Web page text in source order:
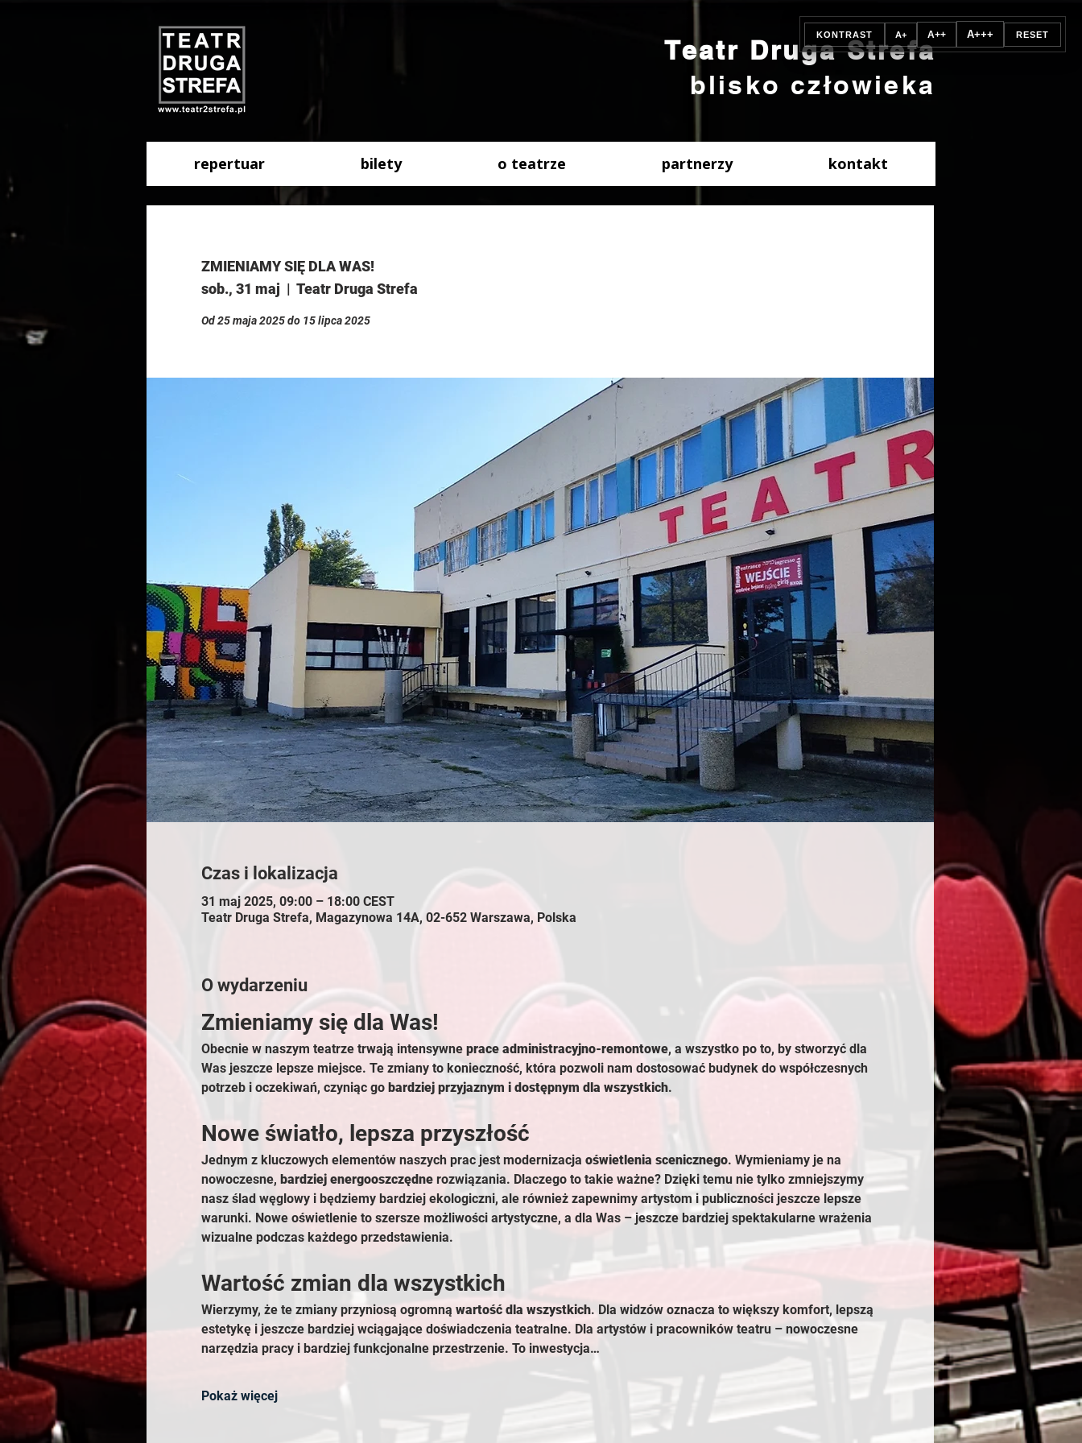
Teatr Druga Strefa
blisko człowieka
repertuar bilety o teatrze partnerzy kontakt
ZMIENIAMY SIĘ DLA WAS!
sob., 31 maj
  |
Teatr Druga Strefa
Od 25 maja 2025 do 15 lipca 2025
Czas i lokalizacja
31 maj 2025, 09:00 – 18:00 CEST
Teatr Druga Strefa, Magazynowa 14A, 02-652 Warszawa, Polska
O wydarzeniu
Zmieniamy się dla Was!
Obecnie w naszym teatrze trwają intensywne prace administracyjno-remontowe, a wszystko po to, by stworzyć dla
Was jeszcze lepsze miejsce. Te zmiany to konieczność, która pozwoli nam dostosować budynek do współczesnych
potrzeb i oczekiwań, czyniąc go bardziej przyjaznym i dostępnym dla wszystkich.
Nowe światło, lepsza przyszłość
Jednym z kluczowych elementów naszych prac jest modernizacja oświetlenia scenicznego. Wymieniamy je na
nowoczesne, bardziej energooszczędne rozwiązania. Dlaczego to takie ważne? Dzięki temu nie tylko zmniejszymy
nasz ślad węglowy i będziemy bardziej ekologiczni, ale również zapewnimy artystom i publiczności jeszcze lepsze
warunki. Nowe oświetlenie to szersze możliwości artystyczne, a dla Was – jeszcze bardziej spektakularne wrażenia
wizualne podczas każdego przedstawienia.
Wartość zmian dla wszystkich
Wierzymy, że te zmiany przyniosą ogromną wartość dla wszystkich. Dla widzów oznacza to większy komfort, lepszą
estetykę i jeszcze bardziej wciągające doświadczenia teatralne. Dla artystów i pracowników teatru – nowoczesne
narzędzia pracy i bardziej funkcjonalne przestrzenie. To inwestycja…
Pokaż więcej
KONTRAST A+ A++ A+++ RESET